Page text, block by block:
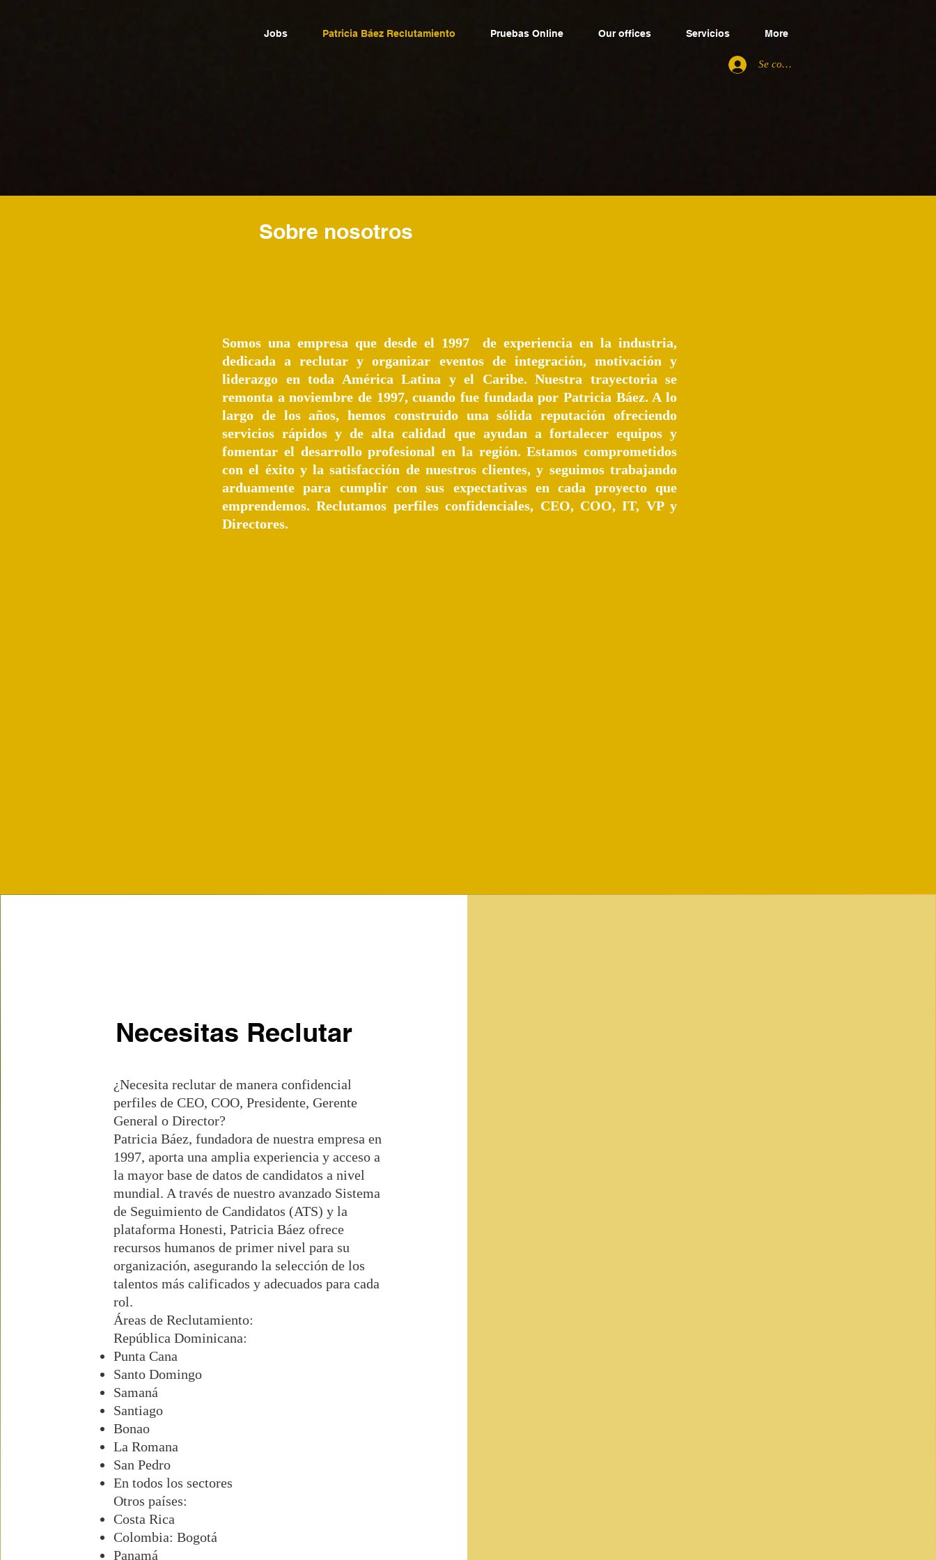
Se connecter
Jobs Patricia Báez Reclutamiento Pruebas Online Our offices Servicios More
Sobre nosotros
Somos una empresa que desde el 1997 de experiencia en la industria,
dedicada a reclutar y organizar eventos de integración, motivación y
liderazgo en toda América Latina y el Caribe. Nuestra trayectoria se
remonta a noviembre de 1997, cuando fue fundada por Patricia Báez. A lo
largo de los años, hemos construido una sólida reputación ofreciendo
servicios rápidos y de alta calidad que ayudan a fortalecer equipos y
fomentar el desarrollo profesional en la región. Estamos comprometidos
con el éxito y la satisfacción de nuestros clientes, y seguimos trabajando
arduamente para cumplir con sus expectativas en cada proyecto que
emprendemos. Reclutamos perfiles confidenciales, CEO, COO, IT, VP y
Directores.
Necesitas Reclutar
¿Necesita reclutar de manera confidencial
perfiles de CEO, COO, Presidente, Gerente
General o Director?
Patricia Báez, fundadora de nuestra empresa en
1997, aporta una amplia experiencia y acceso a
la mayor base de datos de candidatos a nivel
mundial. A través de nuestro avanzado Sistema
de Seguimiento de Candidatos (ATS) y la
plataforma Honesti, Patricia Báez ofrece
recursos humanos de primer nivel para su
organización, asegurando la selección de los
talentos más calificados y adecuados para cada
rol.
Áreas de Reclutamiento:
República Dominicana:
Punta Cana
Santo Domingo
Samaná
Santiago
Bonao
La Romana
San Pedro
En todos los sectores
Otros países:
Costa Rica
Colombia: Bogotá
Panamá